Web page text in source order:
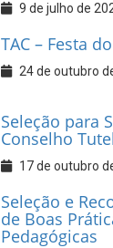
9 de julho de
TAC – Festa
24 de outubro
Seleção para
Conselho
17 de outubro
Seleção e
de Boas
Pedagógicas